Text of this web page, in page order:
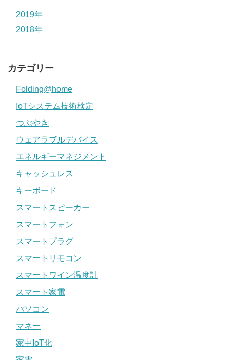
2019年
2018年
カテゴリー
Folding@home
IoTシステム技術検定
つぶやき
ウェアラブルデバイス
エネルギーマネジメント
キャッシュレス
キーボード
スマートスピーカー
スマートフォン
スマートプラグ
スマートリモコン
スマートワイン温度計
スマート家電
パソコン
マネー
家中IoT化